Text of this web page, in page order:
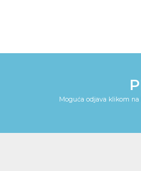
Moguća odjava klikom